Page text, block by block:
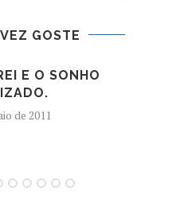
GOSTE
E O SONHO
de 2011